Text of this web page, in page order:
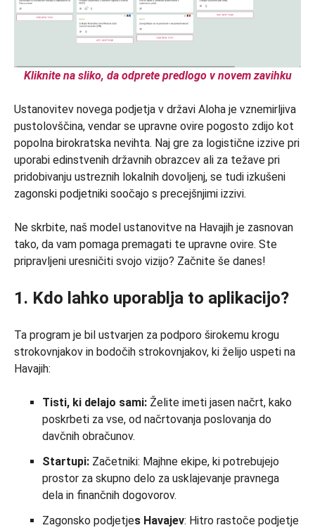
Kliknite na sliko, da odprete predlogo v novem zavihku
Ustanovitev novega podjetja v državi Aloha je vznemirljiva
pustolovščina, vendar se upravne ovire pogosto zdijo kot
popolna birokratska nevihta. Naj gre za logistične izzive pri
uporabi edinstvenih državnih obrazcev ali za težave pri
pridobivanju ustreznih lokalnih dovoljenj, se tudi izkušeni
zagonski podjetniki soočajo s precejšnjimi izzivi.
Ne skrbite, naš model ustanovitve na Havajih je zasnovan
tako, da vam pomaga premagati te upravne ovire. Ste
pripravljeni uresničiti svojo vizijo? Začnite še danes!
1. Kdo lahko uporablja to aplikacijo?
Ta program je bil ustvarjen za podporo širokemu krogu
strokovnjakov in bodočih strokovnjakov, ki želijo uspeti na
Havajih:
Tisti, ki delajo sami: Želite imeti jasen načrt, kako
poskrbeti za vse, od načrtovanja poslovanja do
davčnih obračunov.
Startupi: Začetniki: Majhne ekipe, ki potrebujejo
prostor za skupno delo za usklajevanje pravnega
dela in finančnih dogovorov.
Zagonsko podjetjes Havajev: Hitro rastoče podjetje